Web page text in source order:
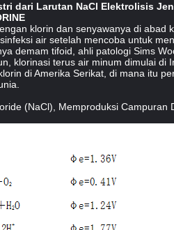
dari Larutan NaCl Elektrolisis
klorin dan senyawanya di abad
air setelah mencoba untuk
demam tifoid, ahli patologi Sims
klorinasi terus air minum dimulai di
di Amerika Serikat, di mana itu
(NaCl), Memproduksi